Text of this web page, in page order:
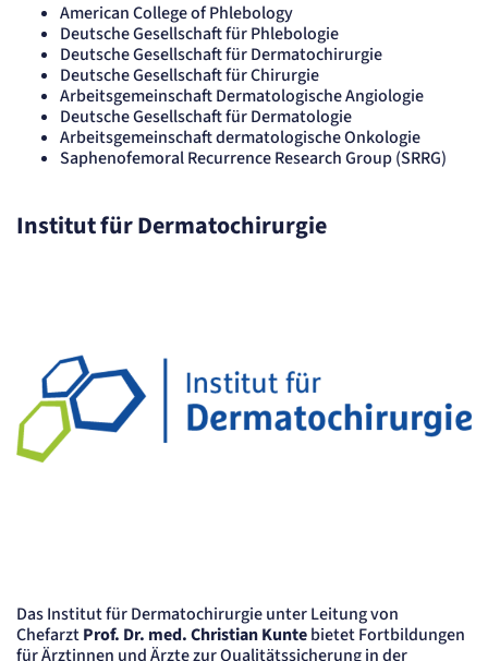
American College of Phlebology
Deutsche Gesellschaft für Phlebologie
Deutsche Gesellschaft für Dermatochirurgie
Deutsche Gesellschaft für Chirurgie
Arbeitsgemeinschaft Dermatologische Angiologie
Deutsche Gesellschaft für Dermatologie
Arbeitsgemeinschaft dermatologische Onkologie
Saphenofemoral Recurrence Research Group (SRRG)
Institut für Dermatochirurgie
Das Institut für Dermatochirurgie unter Leitung von
ChefarztProf. Dr. med. Christian Kuntebietet Fortbildungen
für Ärztinnen und Ärzte zur Qualitätssicherung in der
Name:
PHPSESSID
Anbieter:
Artemed SE
Zweck:
Behält die Zustände des Benutzers bei allen Seitenanfragen bei.
Cookie Laufzeit:
Einverständnis-Cookie
Speichert den Zustimmungsstatus des Benutzers für Cookies auf der aktuellen
Domäne.
Cookie Laufzeit:
1 Jahr
Matelso Telefontracking